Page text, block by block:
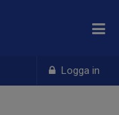
Logga in